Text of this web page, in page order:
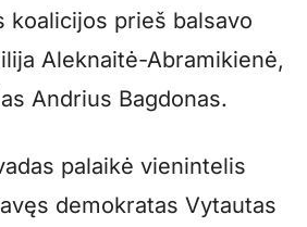
koalicijos prieš balsavo
Aleknaitė-Abramikienė,
Andrius Bagdonas.
palaikė vienintelis
demokratas Vytautas